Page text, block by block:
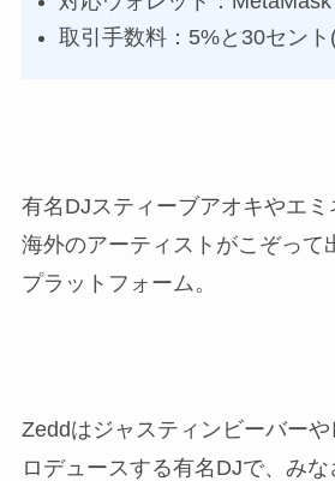
取引手数料：5%と30セン
有名DJスティーブアオキやエミ
海外のアーティストがこぞって
プラットフォーム。
Zeddはジャスティンビーバー
ロデュースする有名DJで、み